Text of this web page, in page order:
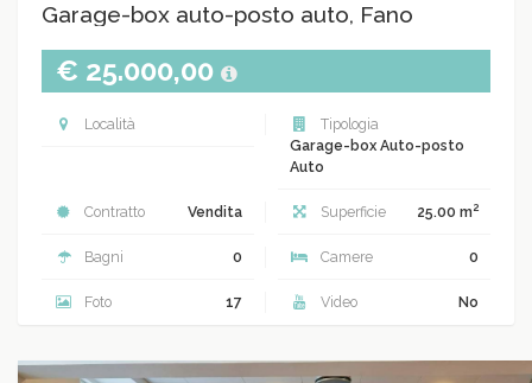
Garage-box auto-posto auto, Fano
€ 25.000,00
Località
Tipologia
Garage-box Auto-posto
Auto
Contratto Vendita Superficie 25.00 m2
Bagni 0 Camere 0
Foto 17 Video No